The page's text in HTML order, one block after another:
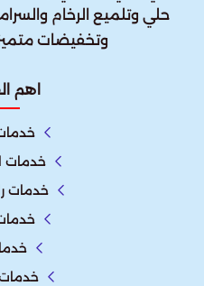
حلي وتلميع الرخام
وتخفيضات
اهم
خدمات
خدمات